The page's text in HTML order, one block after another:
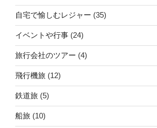
自宅で愉しむレジャー (35)
イベントや行事 (24)
旅行会社のツアー (4)
飛行機旅 (12)
鉄道旅 (5)
船旅 (10)